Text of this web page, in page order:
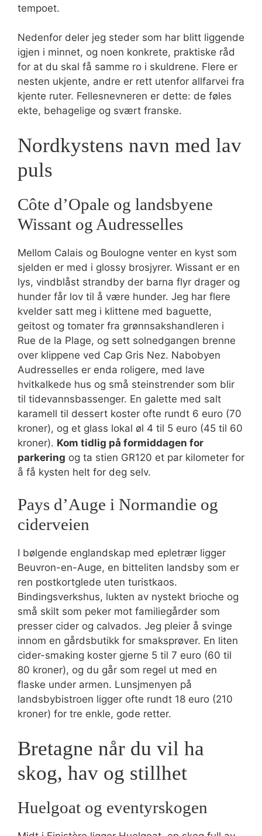
tempoet.
Nedenfor deler jeg steder som har blitt liggende
igjen i minnet, og noen konkrete, praktiske råd
for at du skal få samme ro i skuldrene. Flere er
nesten ukjente, andre er rett utenfor allfarvei fra
kjente ruter. Fellesnevneren er dette: de føles
ekte, behagelige og svært franske.
Nordkystens navn med lav
puls
Côte d’Opale og landsbyene
Wissant og Audresselles
Mellom Calais og Boulogne venter en kyst som
sjelden er med i glossy brosjyrer. Wissant er en
lys, vindblåst strandby der barna flyr drager og
hunder får lov til å være hunder. Jeg har flere
kvelder satt meg i klittene med baguette,
geitost og tomater fra grønnsakshandleren i
Rue de la Plage, og sett solnedgangen brenne
over klippene ved Cap Gris Nez. Nabobyen
Audresselles er enda roligere, med lave
hvitkalkede hus og små steinstrender som blir
til tidevannsbassenger. En galette med salt
karamell til dessert koster ofte rundt 6 euro (70
kroner), og et glass lokal øl 4 til 5 euro (45 til 60
kroner). Kom tidlig på formiddagen for
parkering og ta stien GR120 et par kilometer for
å få kysten helt for deg selv.
Pays d’Auge i Normandie og
ciderveien
I bølgende englandskap med epletrær ligger
Beuvron-en-Auge, en bitteliten landsby som er
ren postkortglede uten turistkaos.
Bindingsverkshus, lukten av nystekt brioche og
små skilt som peker mot familiegårder som
presser cider og calvados. Jeg pleier å svinge
innom en gårdsbutikk for smaksprøver. En liten
cider-smaking koster gjerne 5 til 7 euro (60 til
80 kroner), og du går som regel ut med en
flaske under armen. Lunsjmenyen på
landsbybistroen ligger ofte rundt 18 euro (210
kroner) for tre enkle, gode retter.
Bretagne når du vil ha
skog, hav og stillhet
Huelgoat og eventyrskogen